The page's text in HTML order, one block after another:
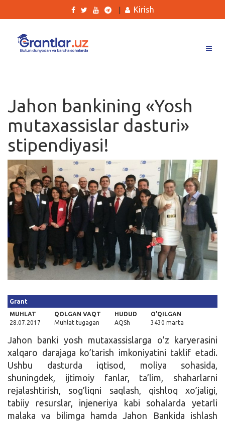
Ishlar
Kurslar
Blog
Yana
Qidirish
Kirish
Jahon bankining «Yosh
mutaxassislar dasturi»
stipendiyasi!
Grant
MUHLAT
28.07.2017
QOLGAN VAQT
Muhlat tugagan
HUDUD
AQSh
O'QILGAN
3430 marta
Jahon banki yosh mutaxassislarga o’z karyerasini
xalqaro darajaga ko’tarish imkoniyatini taklif etadi.
Ushbu dasturda iqtisod, moliya sohasida,
shuningdek, ijtimoiy fanlar, ta’lim, shaharlarni
rejalashtirish, sog’liqni saqlash, qishloq xo’jaligi,
tabiiy resurslar, injeneriya kabi sohalarda yetarli
malaka va bilimga hamda Jahon Bankida ishlash